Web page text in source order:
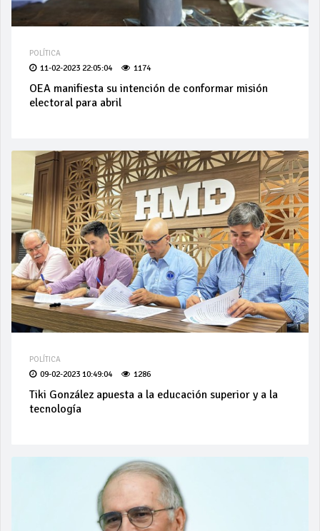
POLÍTICA
11-02-2023 22:05:04 1174
OEA manifiesta su intención de conformar misión
electoral para abril
POLÍTICA
09-02-2023 10:49:04 1286
Tiki González apuesta a la educación superior y a la
tecnología